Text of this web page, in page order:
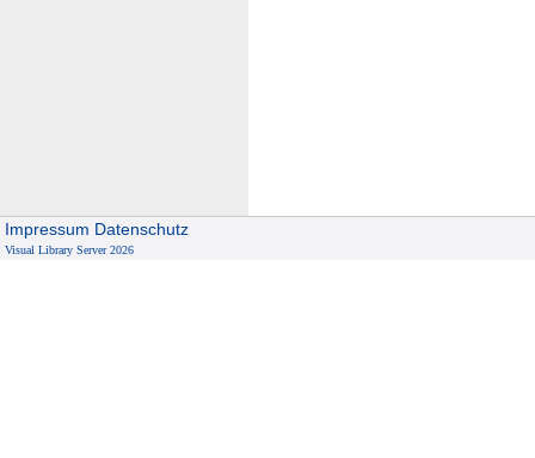
Impressum Datenschutz
Visual Library Server 2026